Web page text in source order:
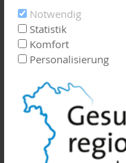
Notwendig
Statistik
Komfort
Personalisierung
Familienwegweiser